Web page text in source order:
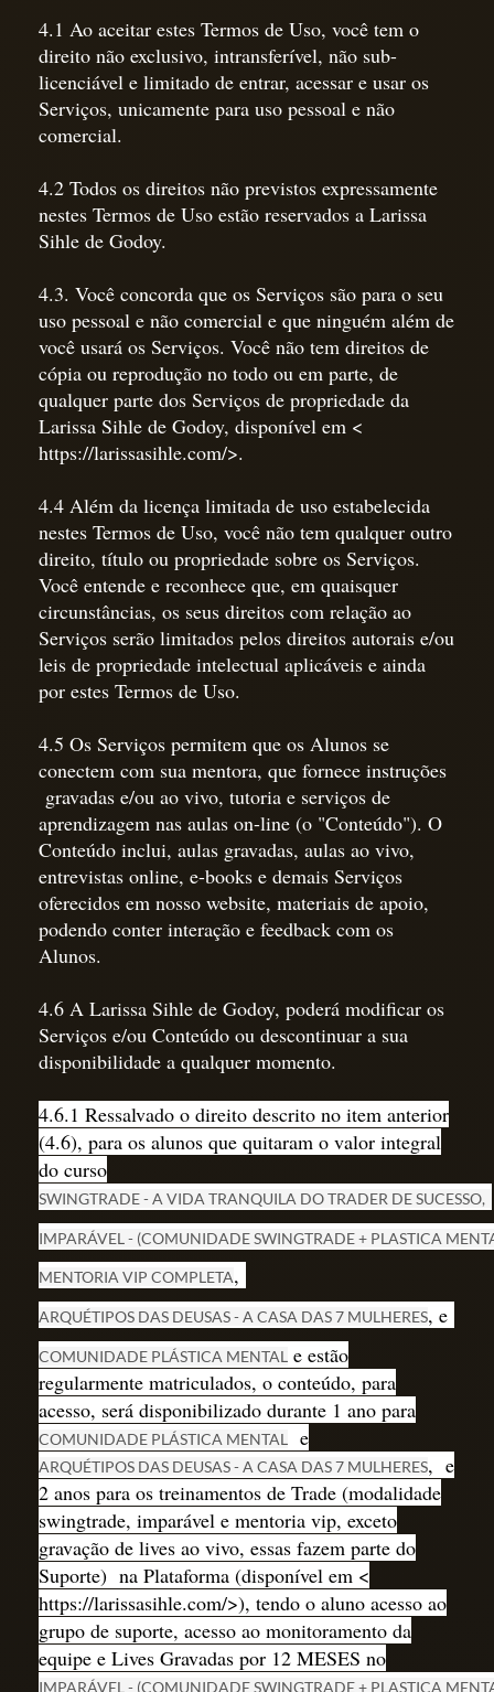
4.1 Ao aceitar estes Termos de Uso, você tem o
direito não exclusivo, intransferível, não sub-
licenciável e limitado de entrar, acessar e usar os
Serviços, unicamente para uso pessoal e não
comercial.
4.2 Todos os direitos não previstos expressamente
nestes Termos de Uso estão reservados a Larissa
Sihle de Godoy.
4.3. Você concorda que os Serviços são para o seu
uso pessoal e não comercial e que ninguém além de
você usará os Serviços. Você não tem direitos de
cópia ou reprodução no todo ou em parte, de
qualquer parte dos Serviços de propriedade da
Larissa Sihle de Godoy, disponível em <
https://larissasihle.com/>.
4.4 Além da licença limitada de uso estabelecida
nestes Termos de Uso, você não tem qualquer outro
direito, título ou propriedade sobre os Serviços.
Você entende e reconhece que, em quaisquer
circunstâncias, os seus direitos com relação ao
Serviços serão limitados pelos direitos autorais e/ou
leis de propriedade intelectual aplicáveis e ainda
por estes Termos de Uso.
4.5 Os Serviços permitem que os Alunos se
conectem com sua mentora, que fornece instruções
gravadas e/ou ao vivo, tutoria e serviços de
aprendizagem nas aulas on-line (o "Conteúdo"). O
Conteúdo inclui, aulas gravadas, aulas ao vivo,
entrevistas online, e-books e demais Serviços
oferecidos em nosso website, materiais de apoio,
podendo conter interação e feedback com os
Alunos.
4.6 A Larissa Sihle de Godoy, poderá modificar os
Serviços e/ou Conteúdo ou descontinuar a sua
disponibilidade a qualquer momento.
4.6.1 Ressalvado o direito descrito no item anterior
(4.6), para os alunos que quitaram o valor integral
do curso
SWINGTRADE - A VIDA TRANQUILA DO TRADER DE SUCESSO,
IMPARÁVEL - (COMUNIDADE SWINGTRADE + PLASTICA
MENTORIA VIP COMPLETA,
ARQUÉTIPOS DAS DEUSAS - A CASA DAS 7 MULHERES, e
COMUNIDADE PLÁSTICA MENTAL e estão
regularmente matriculados, o conteúdo, para
acesso, será disponibilizado durante 1 ano para
COMUNIDADE PLÁSTICA MENTAL e
ARQUÉTIPOS DAS DEUSAS - A CASA DAS 7 MULHERES, e
2 anos para os treinamentos de Trade (modalidade
swingtrade, imparável e mentoria vip, exceto
gravação de lives ao vivo, essas fazem parte do
Suporte) na Plataforma (disponível em <
https://larissasihle.com/>), tendo o aluno acesso ao
grupo de suporte, acesso ao monitoramento da
equipe e Lives Gravadas por 12 MESES no
IMPARÁVEL - (COMUNIDADE SWINGTRADE + PLASTICA